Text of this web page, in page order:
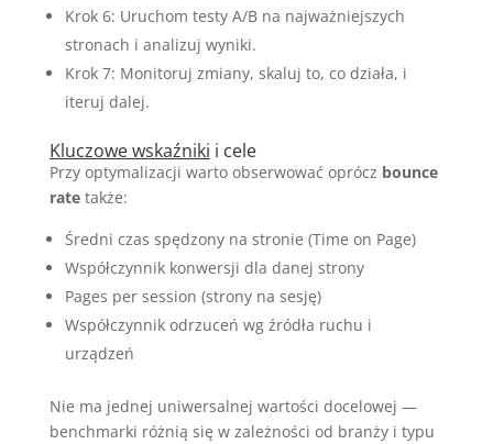
Krok 6: Uruchom testy A/B na najważniejszych
stronach i analizuj wyniki.
Krok 7: Monitoruj zmiany, skaluj to, co działa, i
iteruj dalej.
Kluczowe wskaźniki i cele
Przy optymalizacji warto obserwować oprócz bounce
ratetakże:
Średni czas spędzony na stronie (Time on Page)
Współczynnik konwersji dla danej strony
Pages per session (strony na sesję)
Współczynnik odrzuceń wg źródła ruchu i
urządzeń
Nie ma jednej uniwersalnej wartości docelowej —
benchmarki różnią się w zależności od branży i typu